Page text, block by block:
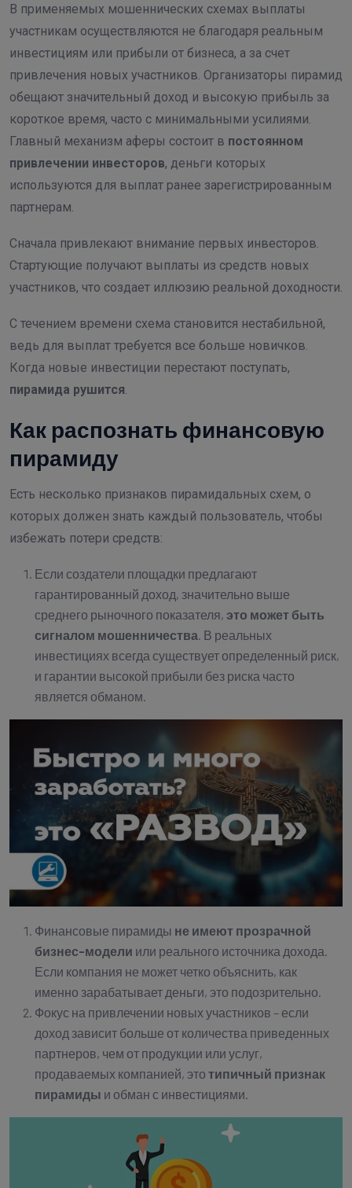
В применяемых мошеннических схемах выплаты
участникам осуществляются не благодаря реальным
инвестициям или прибыли от бизнеса, а за счет
привлечения новых участников. Организаторы пирамид
обещают значительный доход и высокую прибыль за
короткое время, часто с минимальными усилиями.
Главный механизм аферы состоит в постоянном
привлечении инвесторов, деньги которых
используются для выплат ранее зарегистрированным
партнерам.
Сначала привлекают внимание первых инвесторов.
Стартующие получают выплаты из средств новых
участников, что создает иллюзию реальной доходности.
С течением времени схема становится нестабильной,
ведь для выплат требуется все больше новичков.
Когда новые инвестиции перестают поступать,
пирамида рушится
Как распознать финансовую
пирамиду
Есть несколько признаков пирамидальных схем, о
которых должен знать каждый пользователь, чтобы
избежать потери средств:
Если создатели площадки предлагают
гарантированный доход, значительно выше
среднего рыночного показателя, это может быть
сигналом мошенничества . В реальных
инвестициях всегда существует определенный риск,
и гарантии высокой прибыли без риска часто
является обманом.
Финансовые пирамиды не имеют прозрачной
бизнес-модели или реального источника дохода.
Если компания не может четко объяснить, как
именно зарабатывает деньги, это подозрительно.
Фокус на привлечении новых участников – если
доход зависит больше от количества приведенных
партнеров, чем от продукции или услуг,
продаваемых компанией, это типичный признак
пирамиды и обман с инвестициями.